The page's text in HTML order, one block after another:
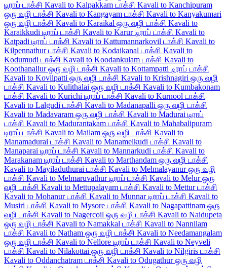
டிராப் டாக்சி Kavali to Kalpakkam டாக்சி Kavali to Kanchipuram
ஒரு வழி டாக்சி Kavali to Kangayam டாக்சி Kavali to Kanyakumari
ஒரு வழி டாக்சி Kavali to Karaikal ஒரு வழி டாக்சி Kavali to
Karaikkudi டிராப் டாக்சி Kavali to Karur டிராப் டாக்சி Kavali to
Katpadi டிராப் டாக்சி Kavali to Kattumannarkovil டாக்சி Kavali to
Kilpennathur டாக்சி Kavali to Kodaikanal டாக்சி Kavali to
Kodumudi டாக்சி Kavali to Koodankulam டாக்சி Kavali to
Koothanallur ஒரு வழி டாக்சி Kavali to Kottampatti டிராப் டாக்சி
Kavali to Kovilpatti ஒரு வழி டாக்சி Kavali to Krishnagiri ஒரு வழி
டாக்சி Kavali to Kulithalai ஒரு வழி டாக்சி Kavali to Kumbakonam
டாக்சி Kavali to Kurichi டிராப் டாக்சி Kavali to Kurnool டாக்சி
Kavali to Lalgudi டாக்சி Kavali to Madanapalli ஒரு வழி டாக்சி
Kavali to Madavaram ஒரு வழி டாக்சி Kavali to Madurai டிராப்
டாக்சி Kavali to Madurantakam டாக்சி Kavali to Mahabalipuram
டிராப் டாக்சி Kavali to Mailam ஒரு வழி டாக்சி Kavali to
Manamadurai டாக்சி Kavali to Manamelkudi டாக்சி Kavali to
Manaparai டிராப் டாக்சி Kavali to Mannarkudi டாக்சி Kavali to
Marakanam டிராப் டாக்சி Kavali to Marthandam ஒரு வழி டாக்சி
Kavali to Mayiladuthurai டாக்சி Kavali to Melmalayanur ஒரு வழி
டாக்சி Kavali to Melmaruvathur டிராப் டாக்சி Kavali to Melur ஒரு
வழி டாக்சி Kavali to Mettupalayam டாக்சி Kavali to Mettur டாக்சி
Kavali to Mohanur டாக்சி Kavali to Munnar டிராப் டாக்சி Kavali to
Musiri டாக்சி Kavali to Mysore டாக்சி Kavali to Nagapattinam ஒரு
வழி டாக்சி Kavali to Nagercoil ஒரு வழி டாக்சி Kavali to Naidupeta
ஒரு வழி டாக்சி Kavali to Namakkal டாக்சி Kavali to Nannilam
டாக்சி Kavali to Natham ஒரு வழி டாக்சி Kavali to Needamangalam
ஒரு வழி டாக்சி Kavali to Nellore டிராப் டாக்சி Kavali to Neyveli
டாக்சி Kavali to Nilakottai ஒரு வழி டாக்சி Kavali to Nilgiris டாக்சி
Kavali to Oddanchatram டாக்சி Kavali to Odugathur ஒரு வழி